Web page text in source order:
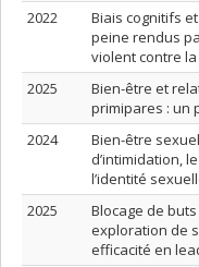
2022
Biais cognitifs
peine rendus
violent contre
2025
Bien-être et
primipares : un
2024
Bien-être
d’intimidation,
l’identité
2025
Blocage de
exploration de
efficacité en